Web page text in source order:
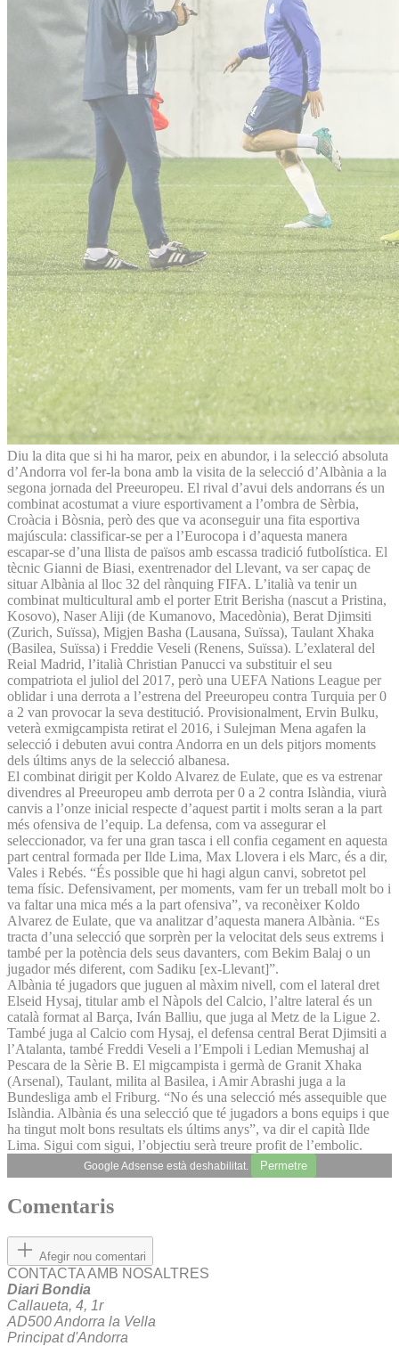
Diu la dita que si hi ha maror, peix en abundor, i la selecció absoluta
d’Andorra vol fer-la bona amb la visita de la selecció d’Albània a la
segona jornada del Preeuropeu. El rival d’avui dels andorrans és un
combinat acostumat a viure esportivament a l’ombra de Sèrbia,
Croàcia i Bòsnia, però des que va aconseguir una fita esportiva
majúscula: classificar-se per a l’Eurocopa i d’aquesta manera
escapar-se d’una llista de països amb escassa tradició futbolística. El
tècnic Gianni de Biasi, exentrenador del Llevant, va ser capaç de
situar Albània al lloc 32 del rànquing FIFA. L’italià va tenir un
combinat multicultural amb el porter Etrit Berisha (nascut a Pristina,
Kosovo), Naser Aliji (de Kumanovo, Macedònia), Berat Djimsiti
(Zurich, Suïssa), Migjen Basha (Lausana, Suïssa), Taulant Xhaka
(Basilea, Suïssa) i Freddie Veseli (Renens, Suïssa). L’exlateral del
Reial Madrid, l’italià Christian Panucci va substituir el seu
compatriota el juliol del 2017, però una UEFA Nations League per
oblidar i una derrota a l’estrena del Preeuropeu contra Turquia per 0
a 2 van provocar la seva destitució. Provisionalment, Ervin Bulku,
veterà exmigcampista retirat el 2016, i Sulejman Mena agafen la
selecció i debuten avui contra Andorra en un dels pitjors moments
dels últims anys de la selecció albanesa.
El combinat dirigit per Koldo Alvarez de Eulate, que es va estrenar
divendres al Preeuropeu amb derrota per 0 a 2 contra Islàndia, viurà
canvis a l’onze inicial respecte d’aquest partit i molts seran a la part
més ofensiva de l’equip. La defensa, com va assegurar el
seleccionador, va fer una gran tasca i ell confia cegament en aquesta
part central formada per Ilde Lima, Max Llovera i els Marc, és a dir,
Vales i Rebés. “És possible que hi hagi algun canvi, sobretot pel
tema físic. Defensivament, per moments, vam fer un treball molt bo i
va faltar una mica més a la part ofensiva”, va reconèixer Koldo
Alvarez de Eulate, que va analitzar d’aquesta manera Albània. “Es
tracta d’una selecció que sorprèn per la velocitat dels seus extrems i
també per la potència dels seus davanters, com Bekim Balaj o un
jugador més diferent, com Sadiku [ex-Llevant]”.
Albània té jugadors que juguen al màxim nivell, com el lateral dret
Elseid Hysaj, titular amb el Nàpols del Calcio, l’altre lateral és un
català format al Barça, Iván Balliu, que juga al Metz de la Ligue 2.
També juga al Calcio com Hysaj, el defensa central Berat Djimsiti a
l’Atalanta, també Freddi Veseli a l’Empoli i Ledian Memushaj al
Pescara de la Sèrie B. El migcampista i germà de Granit Xhaka
(Arsenal), Taulant, milita al Basilea, i Amir Abrashi juga a la
Bundesliga amb el Friburg. “No és una selecció més assequible que
Islàndia. Albània és una selecció que té jugadors a bons equips i que
ha tingut molt bons resultats els últims anys”, va dir el capità Ilde
Lima. Sigui com sigui, l’objectiu serà treure profit de l’embolic.
Google Adsense està deshabilitat. Permetre
Comentaris
Afegir nou comentari
CONTACTA AMB NOSALTRES
Diari Bondia
Callaueta, 4, 1r
AD500 Andorra la Vella
Principat d'Andorra